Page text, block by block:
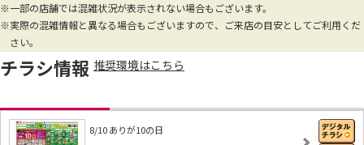
※一部の店舗では混雑状況が表示されない場合もございます。
※実際の混雑情報と異なる場合もございますので、ご来店の目安としてご利用くだ
さい。
チラシ情報 推奨環境はこちら
8/10 ありが10の日